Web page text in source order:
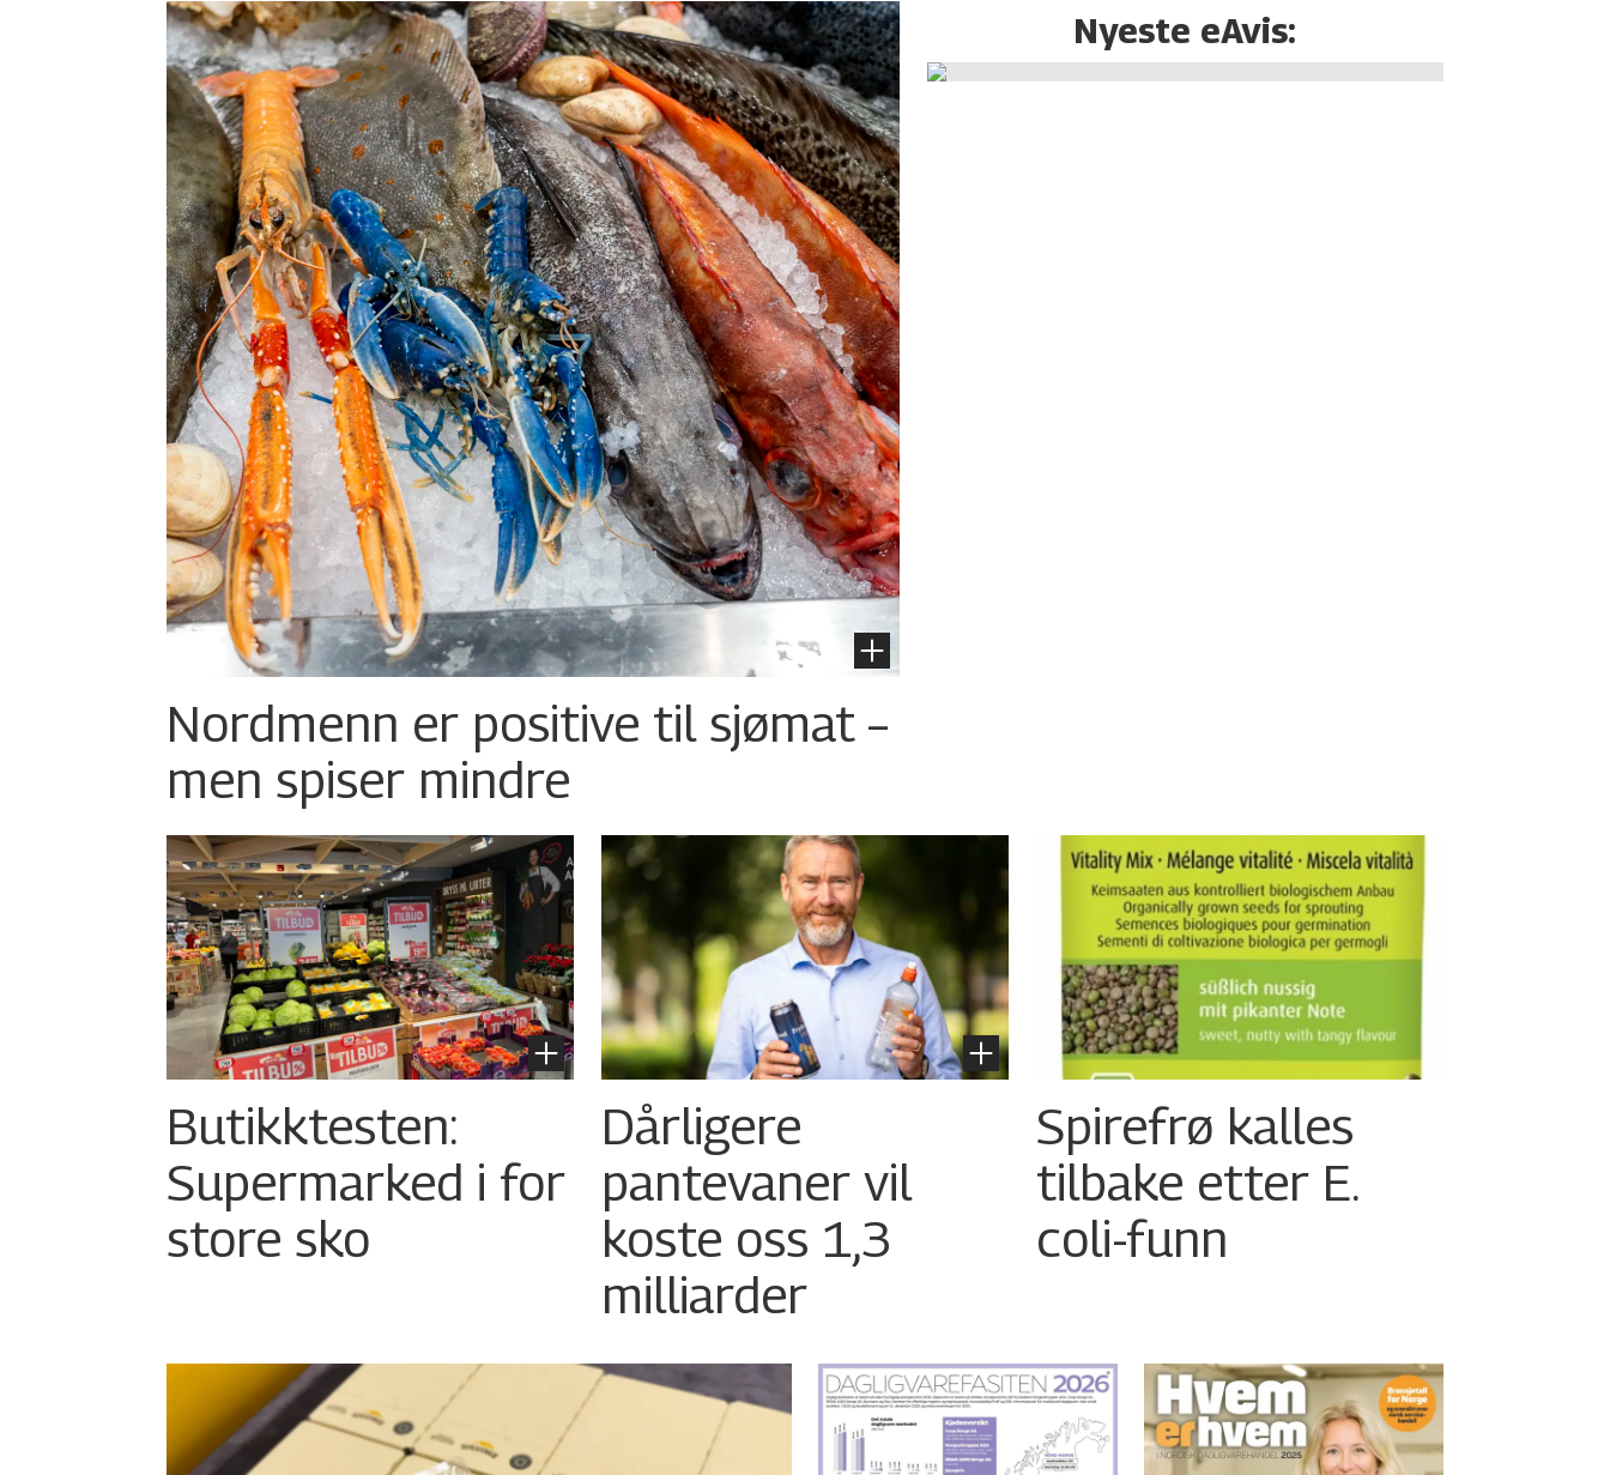
Nordmenn er positive til sjømat –
men spiser mindre
Nyeste eAvis:
Butikktesten:
Supermarked i for
store sko
Dårligere
pantevaner vil
koste oss 1,3
milliarder
Spirefrø kalles
tilbake etter E.
coli-funn